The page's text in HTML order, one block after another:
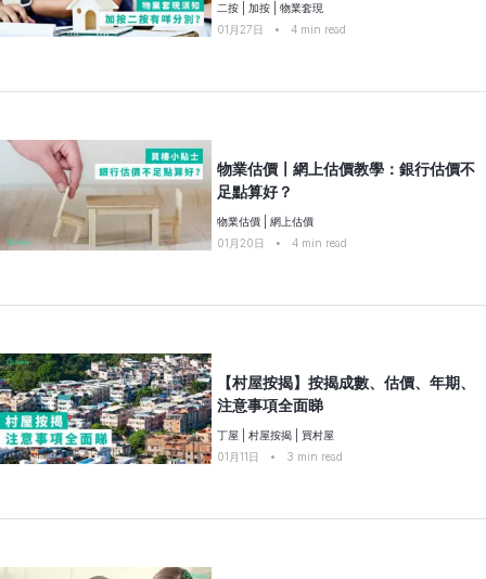
二按 加按
物業套現
01月27日
• 4 min read
物業估價〡網上估價教學：銀行估價不
足點算好？
物業估價
網上估價
01月20日
• 4 min read
【村屋按揭】按揭成數、估價、年期、
注意事項全面睇
丁屋 村屋按揭
買村屋
01月11日
• 3 min read